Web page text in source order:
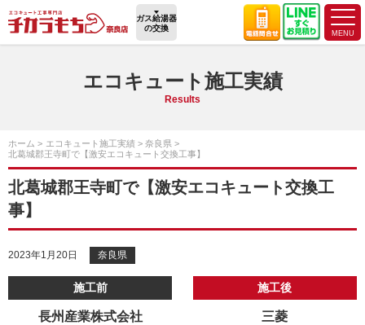
ガス給湯器
の交換
エコキュート施工実績
Results
ホーム エコキュート施工実績
奈良県
北葛城郡王寺町で【激安エコキュート交換工事】
北葛城郡王寺町で【激安エコキュート交換工
事】
2023年1月20日 奈良県
施工前
長州産業株式会社
施工後
三菱